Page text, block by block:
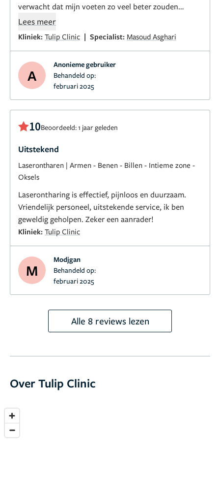
verwacht dat mijn voeten zo veel beter zouden
worden. Heel erg bedankt!❤️
Lees meer
Kliniek: Tulip Clinic | Specialist: Masoud Asghari
A
Anonieme gebruiker
Behandeld op:
februari 2025
10Beoordeeld: 1 jaar geleden
Uitstekend
Laserontharen | Armen - Benen - Billen - Intieme zone -
Oksels
Laserontharing is effectief, pijnloos en duurzaam.
Vriendelijk personeel, uitstekende service, ik ben
geweldig geholpen. Zeker een aanrader!
Kliniek: Tulip Clinic
M
Modjgan
Behandeld op:
februari 2025
Alle 8 reviews lezen
Over Tulip Clinic